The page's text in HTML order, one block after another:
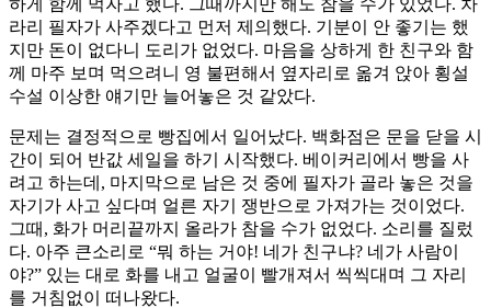
하게 함께 먹자고 했다. 그때까지만 해도 참을 수가 있었다. 차
라리 필자가 사주겠다고 먼저 제의했다. 기분이 안 좋기는 했
지만 돈이 없다니 도리가 없었다. 마음을 상하게 한 친구와 함
께 마주 보며 먹으려니 영 불편해서 옆자리로 옮겨 앉아 횡설
수설 이상한 얘기만 늘어놓은 것 같았다.
문제는 결정적으로 빵집에서 일어났다. 백화점은 문을 닫을 시
간이 되어 반값 세일을 하기 시작했다. 베이커리에서 빵을 사
려고 하는데, 마지막으로 남은 것 중에 필자가 골라 놓은 것을
자기가 사고 싶다며 얼른 자기 쟁반으로 가져가는 것이었다.
그때, 화가 머리끝까지 올라가 참을 수가 없었다. 소리를 질렀
다. 아주 큰소리로 “뭐 하는 거야! 네가 친구냐? 네가 사람이
야?” 있는 대로 화를 내고 얼굴이 빨개져서 씩씩대며 그 자리
를 거침없이 떠나왔다.